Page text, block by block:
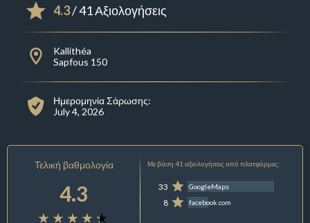
4.3/ 41 Αξιολογήσεις
Kallithéa
Sapfous 150
Ημερομηνία Σάρωσης:
July 4, 2026
Τελική βαθμολογία
4.3
Με βάση 41 αξιολογήσεις από πλατφόρμες:
33 GoogleMaps
8 facebook.com